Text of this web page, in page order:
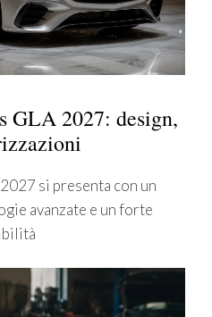
GLA 2027: design,
si presenta con un
avanzate e un forte